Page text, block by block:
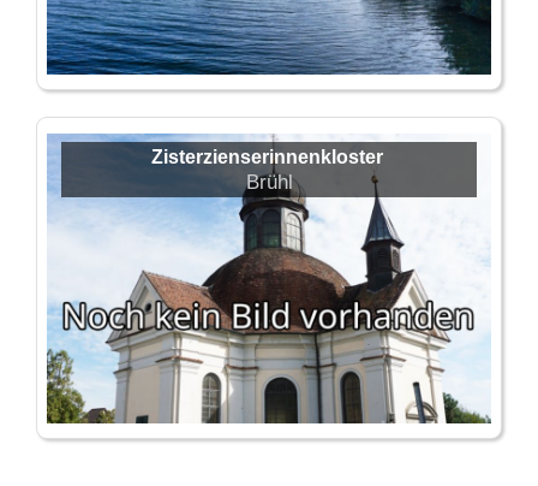
Zisterzienserinnenkloster
Brühl